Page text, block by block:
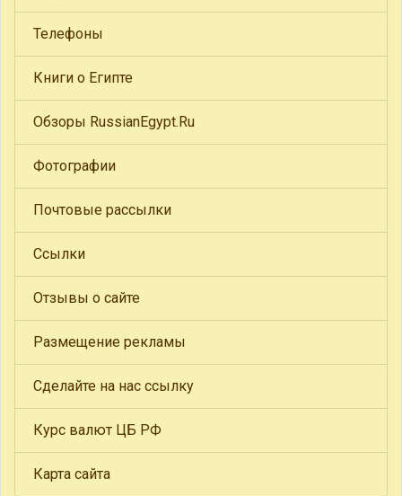
Телефоны
Книги о Египте
Обзоры RussianEgypt.Ru
Фотографии
Почтовые рассылки
Ссылки
Отзывы о сайте
Размещение рекламы
Сделайте на нас ссылку
Курс валют ЦБ РФ
Карта сайта